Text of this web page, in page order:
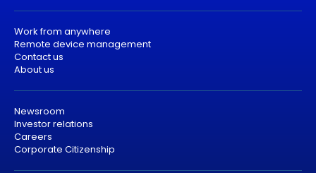
Work from anywhere
Remote device management
Contact us
About us
Newsroom
Investor relations
Careers
Corporate Citizenship